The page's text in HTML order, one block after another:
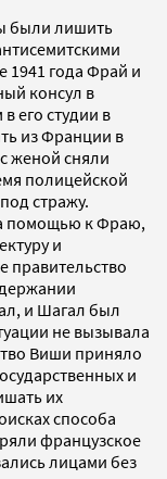
были лишить
1941 года Фрай и
консул в
его студии в
из Франции в
женой сняли
полицейской
стражу.
помощью к Фраю,
и
правительство
и Шагал был
не вызывала
Виши приняло
и
их
способа
французское
лицами без